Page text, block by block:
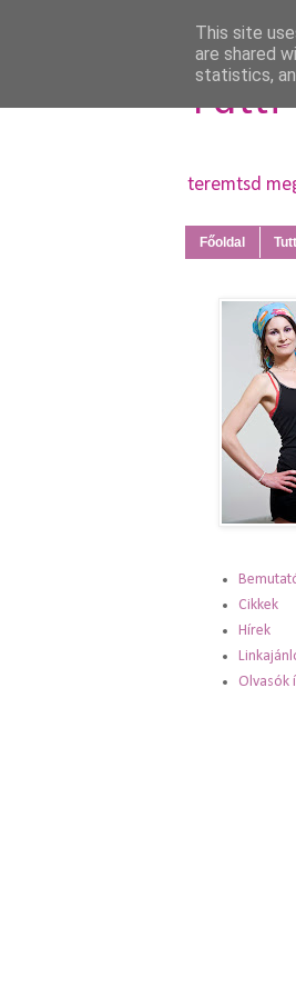
Tutti
teremtsd
Főoldal
Cikkek
Hírek
Olvasók
This site
are shared
statistics,